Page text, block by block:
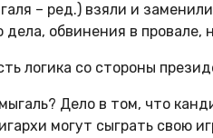
– ред.) взяли и
обвинения в
логика со стороны
Дело в том, что
могут сыграть свою